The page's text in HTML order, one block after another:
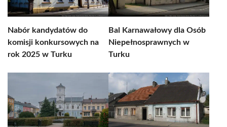
Nabór kandydatów do
komisji konkursowych na
rok 2025 w Turku
Bal Karnawałowy dla Osób
Niepełnosprawnych w
Turku